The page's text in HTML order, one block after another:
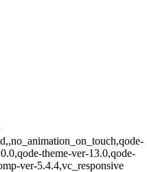
theme-ver-13.0,qode-
ver-5.4.4,vc_responsive